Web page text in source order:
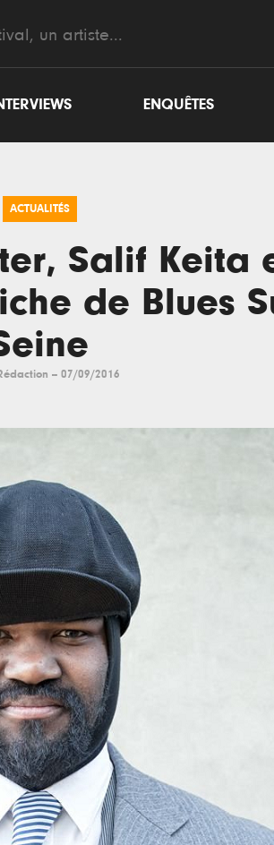
ENQUÊTES
ACTUALITÉS
Salif Keita
de Blues
-- 07/09/2016